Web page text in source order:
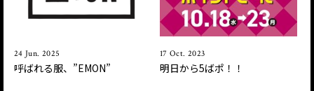
24 Jun. 2025
呼ばれる服、”EMON”
17 Oct. 2023
明日から5ばポ！！